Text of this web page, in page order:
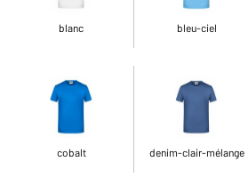
blanc bleu-ciel
cobalt denim-clair-mélange